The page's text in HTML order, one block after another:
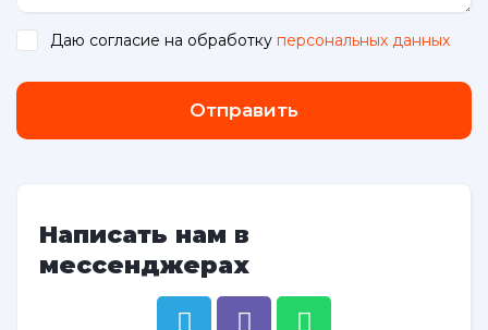
Даю согласие на обработку персональных данных
Отправить
Написать нам в
мессенджерах